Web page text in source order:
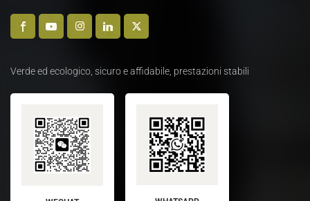
Verde ed ecologico, sicuro e affidabile, prestazioni stabili